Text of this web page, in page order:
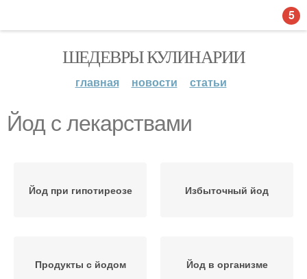
ШЕДЕВРЫ КУЛИНАРИИ
главная новости статьи
Йод с лекарствами
Йод при гипотиреозе Избыточный йод
Продукты с йодом Йод в организме
5